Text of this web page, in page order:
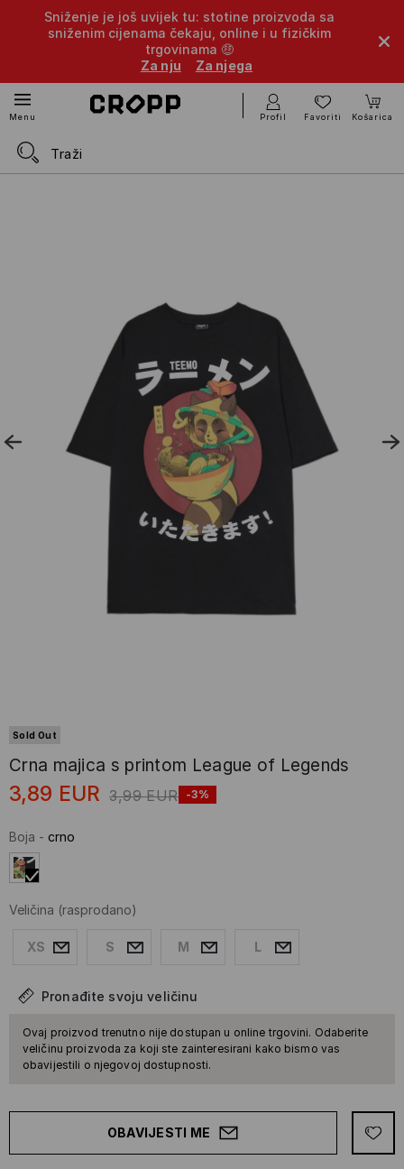
Sniženje je još uvijek tu: stotine proizvoda sa
sniženim cijenama čekaju, online i u fizičkim
trgovinama 🤑
Za nju
Za njega
Menu Profil Favoriti Košarica
Sold Out
Crna majica s printom League of Legends
3,89 EUR 3,99 EUR -3%
Boja - crno
Veličina (rasprodano)
XS S M L
Pronađite svoju veličinu
Ovaj proizvod trenutno nije dostupan u online trgovini. Odaberite
veličinu proizvoda za koji ste zainteresirani kako bismo vas
obavijestili o njegovoj dostupnosti.
OBAVIJESTI ME